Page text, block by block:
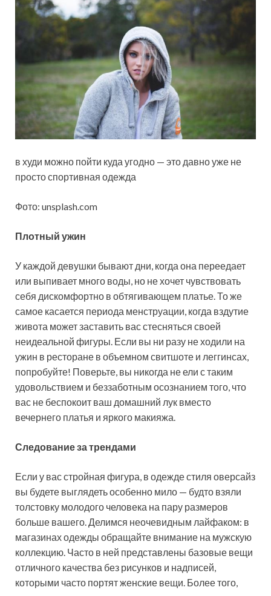
в худи можно пойти куда угодно — это давно уже не
просто спортивная одежда
Фото: unsplash.com
Плотный ужин
У каждой девушки бывают дни, когда она переедает
или выпивает много воды, но не хочет чувствовать
себя дискомфортно в обтягивающем платье. То же
самое касается периода менструации, когда вздутие
живота может заставить вас стесняться своей
неидеальной фигуры. Если вы ни разу не ходили на
ужин в ресторане в объемном свитшоте и леггинсах,
попробуйте! Поверьте, вы никогда не ели с таким
удовольствием и беззаботным осознанием того, что
вас не беспокоит ваш домашний лук вместо
вечернего платья и яркого макияжа.
Следование за трендами
Если у вас стройная фигура, в одежде стиля оверсайз
вы будете выглядеть особенно мило — будто взяли
толстовку молодого человека на пару размеров
больше вашего. Делимся неочевидным лайфаком: в
магазинах одежды обращайте внимание на мужскую
коллекцию. Часто в ней представлены базовые вещи
отличного качества без рисунков и надписей,
которыми часто портят женские вещи. Более того,